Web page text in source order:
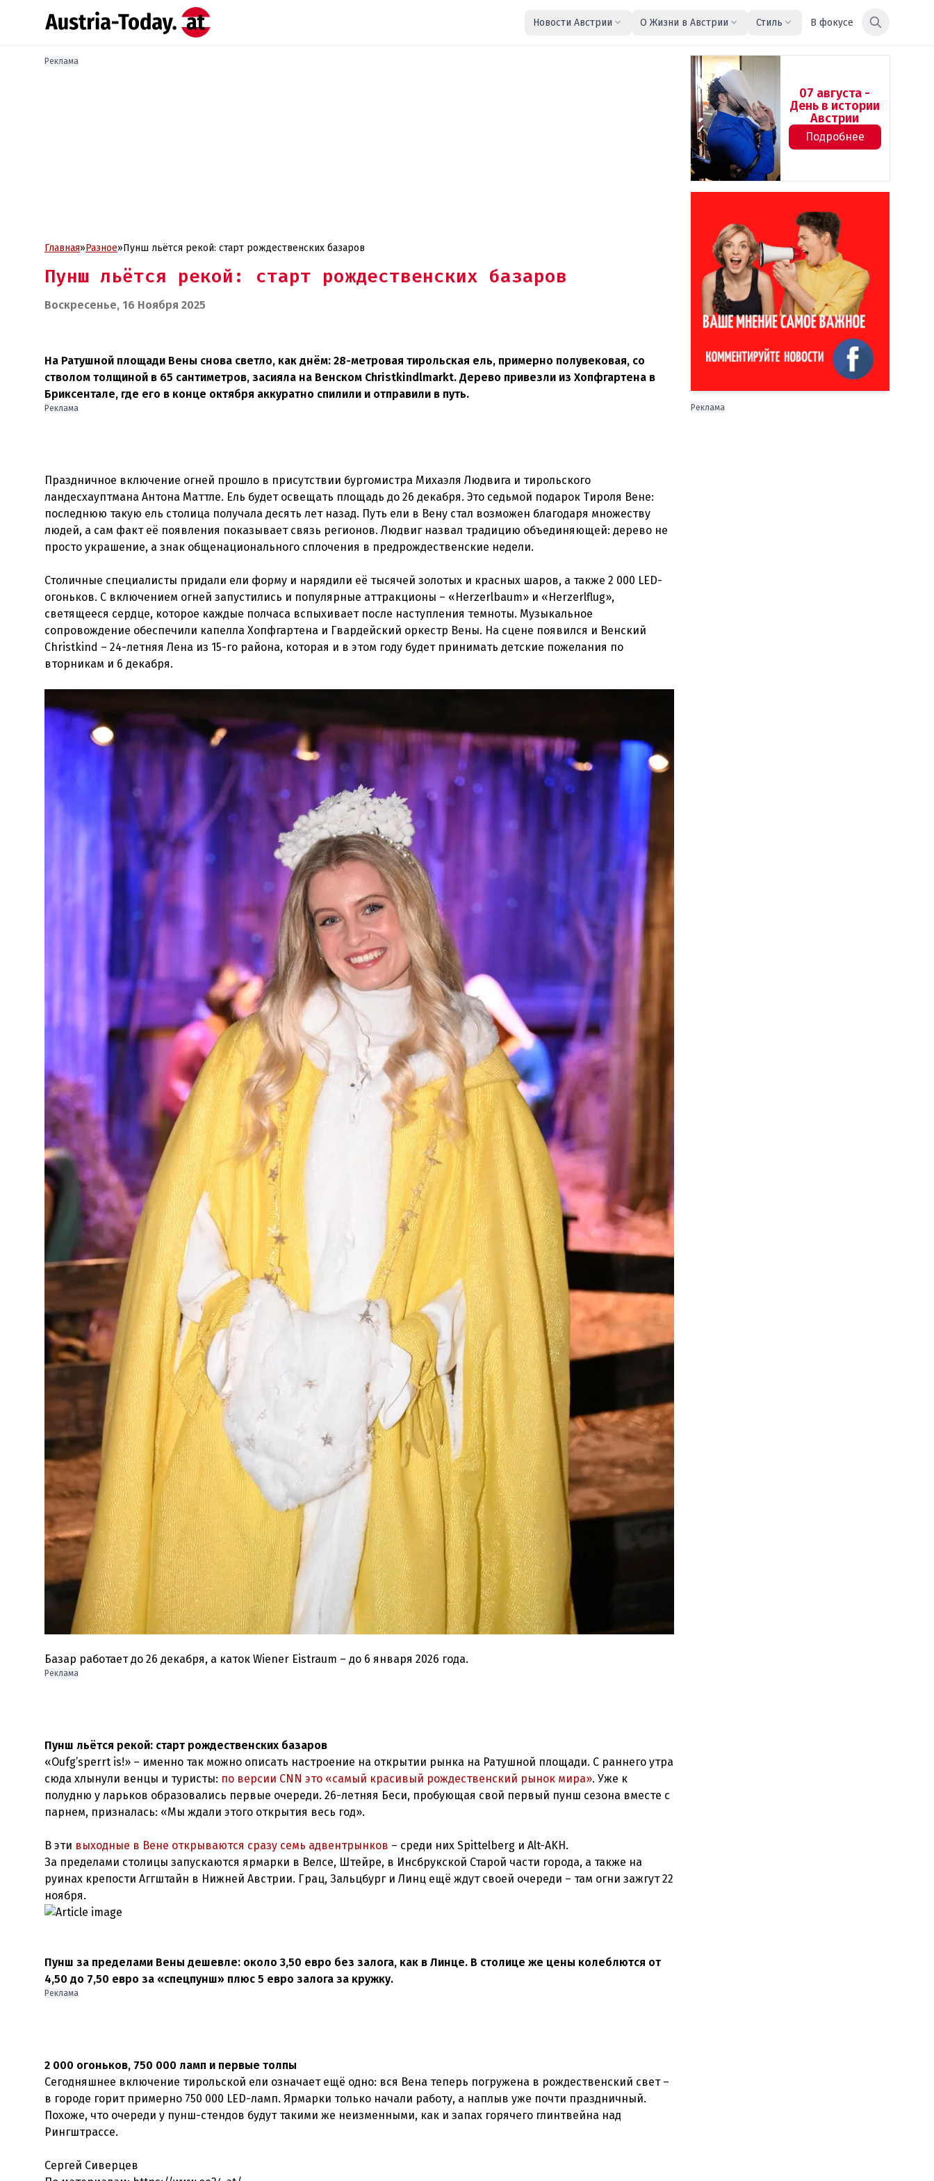
Новости Австрии О Жизни в Австрии Стиль В фокусе
Реклама
Главная»Разное»Пунш льётся рекой: старт рождественских базаров
Пунш льётся рекой: старт рождественских базаров
Воскресенье, 16 Ноября 2025
На Ратушной площади Вены снова светло, как днём: 28-метровая тирольская ель, примерно полувековая, со
стволом толщиной в 65 сантиметров, засияла на Венском Christkindlmarkt. Дерево привезли из Хопфгартена в
Бриксентале, где его в конце октября аккуратно спилили и отправили в путь.
Реклама
Праздничное включение огней прошло в присутствии бургомистра Михаэля Людвига и тирольского
ландесхауптмана Антона Маттле. Ель будет освещать площадь до 26 декабря. Это седьмой подарок Тироля Вене:
последнюю такую ель столица получала десять лет назад. Путь ели в Вену стал возможен благодаря множеству
людей, а сам факт её появления показывает связь регионов. Людвиг назвал традицию объединяющей: дерево не
просто украшение, а знак общенационального сплочения в предрождественские недели.
Столичные специалисты придали ели форму и нарядили её тысячей золотых и красных шаров, а также 2 000 LED-
огоньков. С включением огней запустились и популярные аттракционы – «Herzerlbaum» и «Herzerlflug»,
светящееся сердце, которое каждые полчаса вспыхивает после наступления темноты. Музыкальное
сопровождение обеспечили капелла Хопфгартена и Гвардейский оркестр Вены. На сцене появился и Венский
Christkind – 24-летняя Лена из 15-го района, которая и в этом году будет принимать детские пожелания по
вторникам и 6 декабря.
Базар работает до 26 декабря, а каток Wiener Eistraum – до 6 января 2026 года.
Реклама
Пунш льётся рекой: старт рождественских базаров
«Oufg’sperrt is!» – именно так можно описать настроение на открытии рынка на Ратушной площади. С раннего утра
сюда хлынули венцы и туристы: по версии CNN это «самый красивый рождественский рынок мира». Уже к
полудню у ларьков образовались первые очереди. 26-летняя Беси, пробующая свой первый пунш сезона вместе с
парнем, призналась: «Мы ждали этого открытия весь год».
В эти выходные в Вене открываются сразу семь адвентрынков – среди них Spittelberg и Alt-AKH.
За пределами столицы запускаются ярмарки в Велсе, Штейре, в Инсбрукской Старой части города, а также на
руинах крепости Аггштайн в Нижней Австрии. Грац, Зальцбург и Линц ещё ждут своей очереди – там огни зажгут 22
ноября.
Пунш за пределами Вены дешевле: около 3,50 евро без залога, как в Линце. В столице же цены колеблются от
4,50 до 7,50 евро за «спецпунш» плюс 5 евро залога за кружку.
Реклама
2 000 огоньков, 750 000 ламп и первые толпы
Сегодняшнее включение тирольской ели означает ещё одно: вся Вена теперь погружена в рождественский свет –
в городе горит примерно 750 000 LED-ламп. Ярмарки только начали работу, а наплыв уже почти праздничный.
Похоже, что очереди у пунш-стендов будут такими же неизменными, как и запах горячего глинтвейна над
Рингштрассе.
Сергей Сиверцев
07 августа -
День в истории
Австрии
Подробнее
Реклама